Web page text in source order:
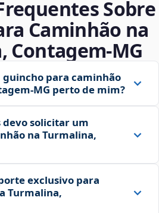
Sobre
Caminhão na
Contagem‑MG
guincho para caminhão
perto de mim?
devo solicitar um
na Turmalina,
exclusivo para
Turmalina,